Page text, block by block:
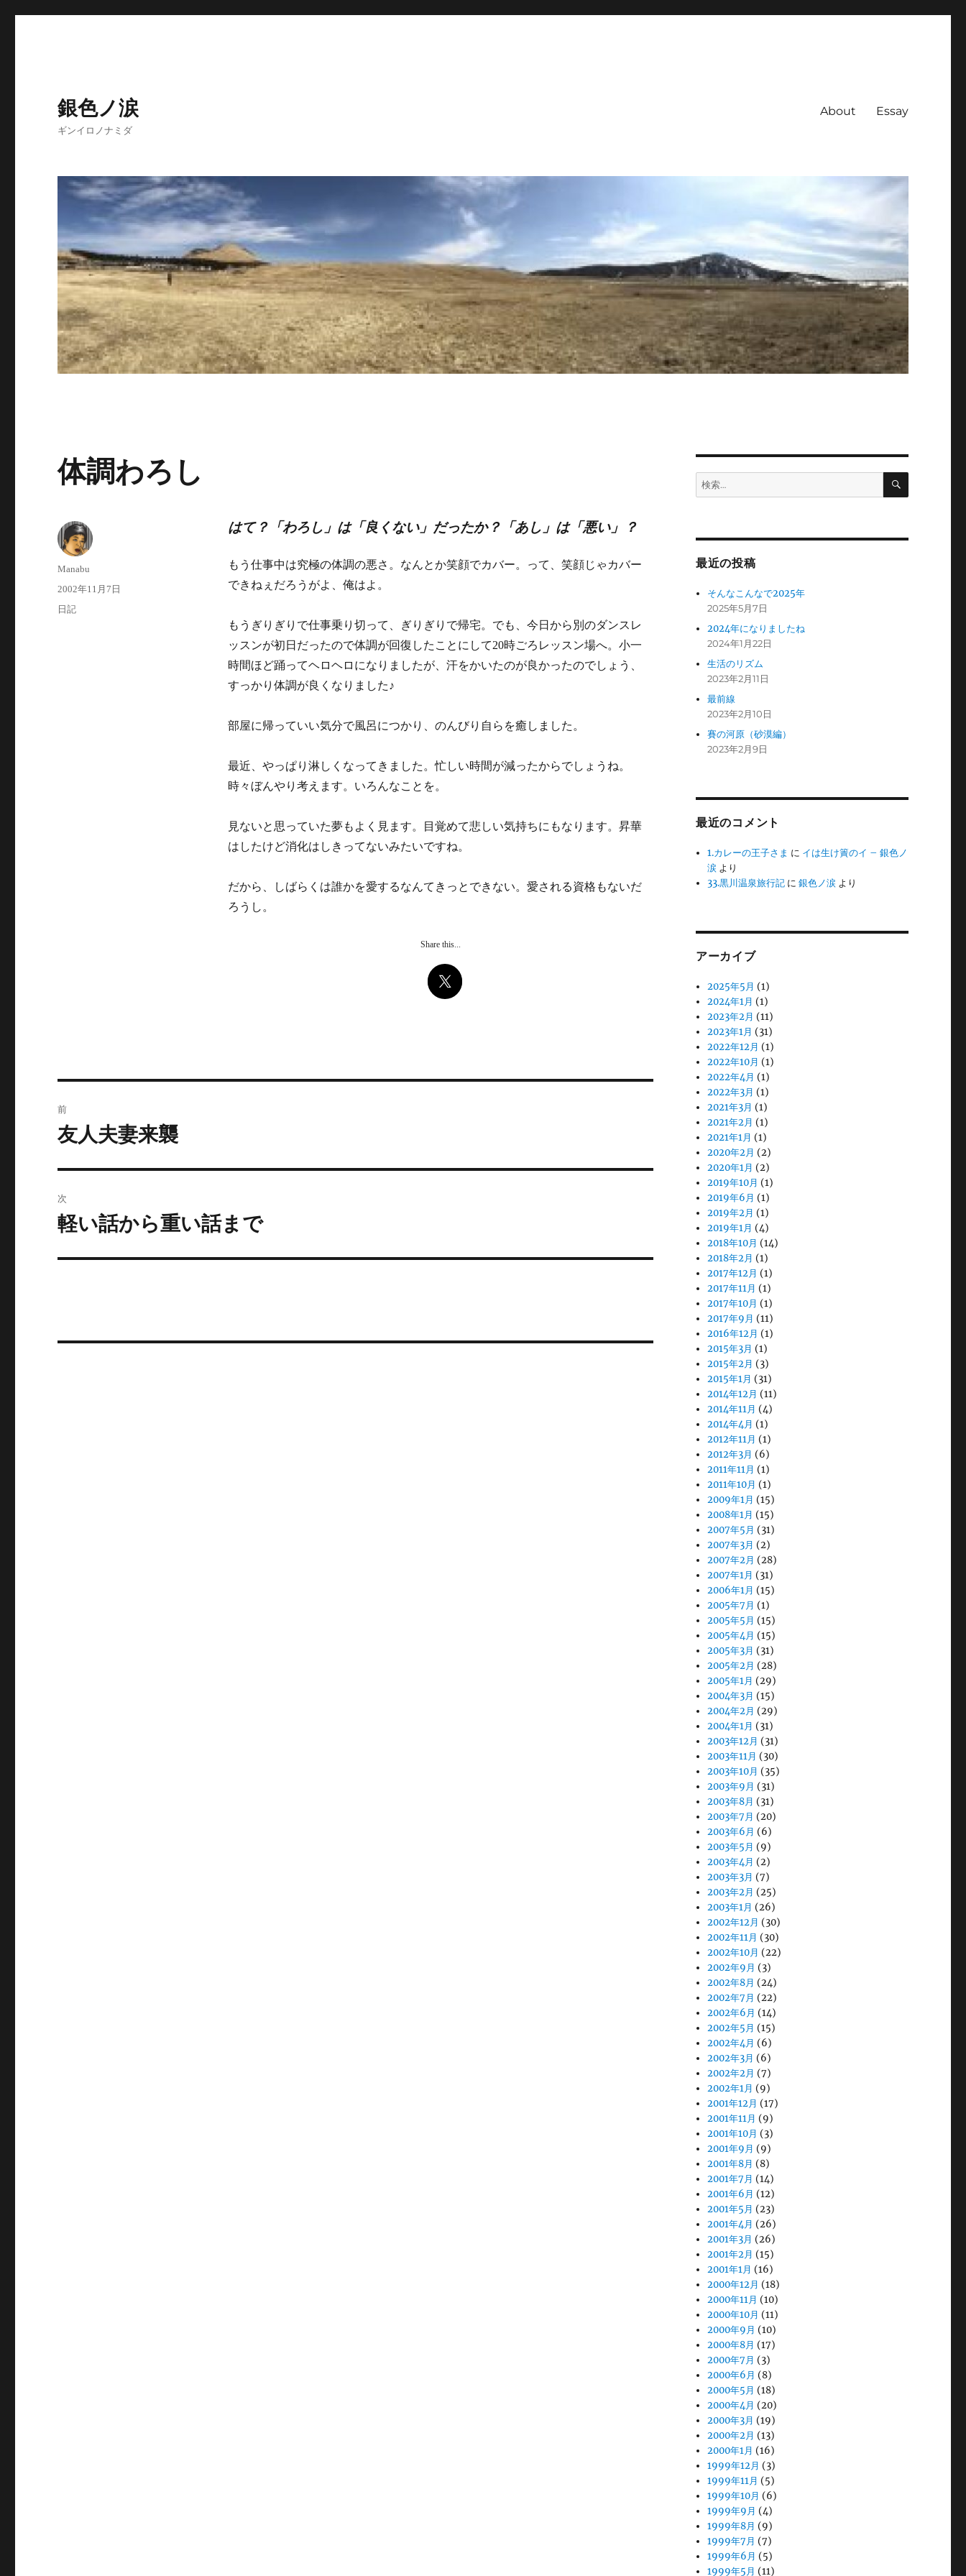
銀色ノ涙
ギンイロノナミダ
About Essay
体調わろし
はて？「わろし」は「良くない」だったか？「あし」は「悪い」？
もう仕事中は究極の体調の悪さ。なんとか笑顔でカバー。って、笑顔じゃカバー
できねぇだろうがよ、俺はよ。
もうぎりぎりで仕事乗り切って、ぎりぎりで帰宅。でも、今日から別のダンスレ
ッスンが初日だったので体調が回復したことにして20時ごろレッスン場へ。小一
時間ほど踊ってヘロヘロになりましたが、汗をかいたのが良かったのでしょう、
すっかり体調が良くなりました♪
部屋に帰っていい気分で風呂につかり、のんびり自らを癒しました。
最近、やっぱり淋しくなってきました。忙しい時間が減ったからでしょうね。
時々ぼんやり考えます。いろんなことを。
見ないと思っていた夢もよく見ます。目覚めて悲しい気持ちにもなります。昇華
はしたけど消化はしきってないみたいですね。
だから、しばらくは誰かを愛するなんてきっとできない。愛される資格もないだ
ろうし。
Share this...
投
稿
Manabu
投
稿
2002年11月7日
カ
日記
稿
ゲ
ン
前
前
投
稿:
友人夫妻来襲
次
次
投
軽い話から重い話まで
検
索:
検
最近の投稿
そんなこんなで2025年
2025年5月7日
2024年になりましたね
2024年1月22日
生活のリズム
2023年2月11日
最前線
2023年2月10日
賽の河原（砂漠編）
2023年2月9日
最近のコメント
1.カレーの王子さま に イは生け簀のイ – 銀色ノ
涙 より
33.黒川温泉旅行記 に銀色ノ涙 より
アーカイブ
2025年5月 (1)
2024年1月 (1)
2023年2月 (11)
2023年1月 (31)
2022年12月 (1)
2022年10月 (1)
2022年4月 (1)
2022年3月 (1)
2021年3月 (1)
2021年2月 (1)
2021年1月 (1)
2020年2月 (2)
2020年1月 (2)
2019年10月 (1)
2019年6月 (1)
2019年2月 (1)
2019年1月 (4)
2018年10月 (14)
2018年2月 (1)
2017年12月 (1)
2017年11月 (1)
2017年10月 (1)
2017年9月 (11)
2016年12月 (1)
2015年3月 (1)
2015年2月 (3)
2015年1月 (31)
2014年12月 (11)
2014年11月 (4)
2014年4月 (1)
2012年11月 (1)
2012年3月 (6)
2011年11月 (1)
2011年10月 (1)
2009年1月 (15)
2008年1月 (15)
2007年5月 (31)
2007年3月 (2)
2007年2月 (28)
2007年1月 (31)
2006年1月 (15)
2005年7月 (1)
2005年5月 (15)
2005年4月 (15)
2005年3月 (31)
2005年2月 (28)
2005年1月 (29)
2004年3月 (15)
2004年2月 (29)
2004年1月 (31)
2003年12月 (31)
2003年11月 (30)
2003年10月 (35)
2003年9月 (31)
2003年8月 (31)
2003年7月 (20)
2003年6月 (6)
2003年5月 (9)
2003年4月 (2)
2003年3月 (7)
2003年2月 (25)
2003年1月 (26)
2002年12月 (30)
2002年11月 (30)
2002年10月 (22)
2002年9月 (3)
2002年8月 (24)
2002年7月 (22)
2002年6月 (14)
2002年5月 (15)
2002年4月 (6)
2002年3月 (6)
2002年2月 (7)
2002年1月 (9)
2001年12月 (17)
2001年11月 (9)
2001年10月 (3)
2001年9月 (9)
2001年8月 (8)
2001年7月 (14)
2001年6月 (12)
2001年5月 (23)
2001年4月 (26)
2001年3月 (26)
2001年2月 (15)
2001年1月 (16)
2000年12月 (18)
2000年11月 (10)
2000年10月 (11)
2000年9月 (10)
2000年8月 (17)
2000年7月 (3)
2000年6月 (8)
2000年5月 (18)
2000年4月 (20)
2000年3月 (19)
2000年2月 (13)
2000年1月 (16)
1999年12月 (3)
1999年11月 (5)
1999年10月 (6)
1999年9月 (4)
1999年8月 (9)
1999年7月 (7)
1999年6月 (5)
1999年5月 (11)